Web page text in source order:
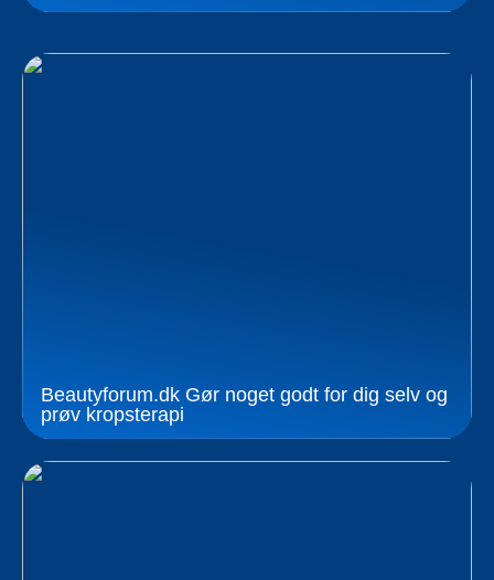
Beautyforum.dk Gør noget godt for dig selv og
prøv kropsterapi